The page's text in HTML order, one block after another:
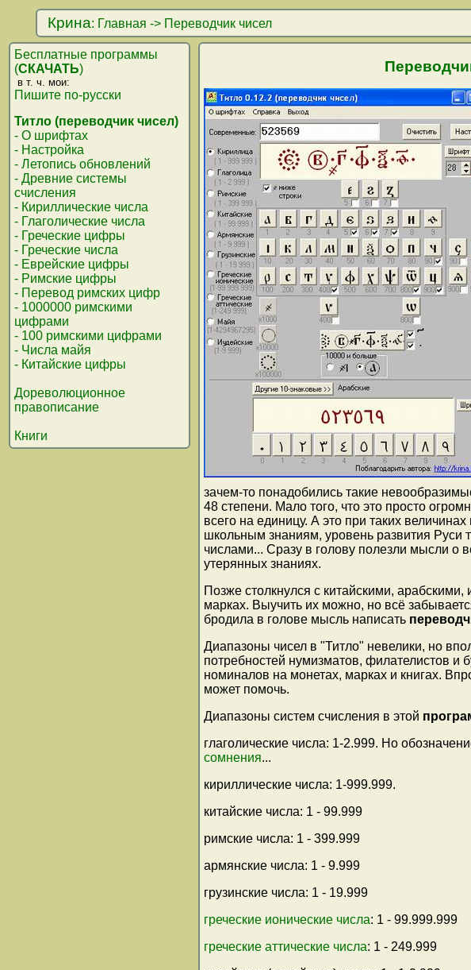
Крина: Главная -> Переводчик чисел
Бесплатные программы
(СКАЧАТЬ)
в т. ч. мои:
Пишите по-русски
Титло (переводчик чисел)
- О шрифтах
- Настройка
- Летопись обновлений
- Древние системы
счисления
- Кириллические числа
- Глаголические числа
- Греческие цифры
- Греческие числа
- Еврейские цифры
- Римские цифры
- Перевод римских цифр
- 1000000 римскими
цифрами
- 100 римскими цифрами
- Числа майя
- Китайские цифры
Дореволюционное
правописание
Книги
зачем-то понадобились такие
48 степени. Мало того, что это просто
всего на единицу. А это при таких
школьным знаниям, уровень развития Руси
числами... Сразу в голову полезли мысли о
утерянных знаниях.
Позже столкнулся с китайскими,
марках. Выучить их можно, но всё
бродила в голове мысль написать
Диапазоны чисел в "Титло" невелики, но
потребностей нумизматов, филателистов и
номиналов на монетах, марках и книгах.
может помочь.
Диапазоны систем счисления в этой
глаголические числа: 1-2.999. Но
сомнения...
кириллические числа: 1-999.999.
китайские числа: 1 - 99.999
римские числа: 1 - 399.999
армянские числа: 1 - 9.999
грузинские числа: 1 - 19.999
греческие ионические числа: 1 - 99.999.999
греческие аттические числа: 1 - 249.999